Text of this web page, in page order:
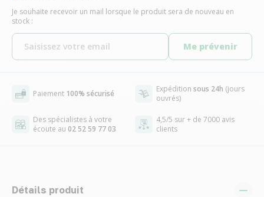
Je souhaite recevoir un mail lorsque le produit sera de nouveau en
stock :
Me prévenir
Paiement 100% sécurisé Expédition sous 24h (jours
ouvrés)
Des spécialistes à votre
écoute au 02 52 59 77 03
4,5/5 sur + de 7000 avis
clients
Détails produit